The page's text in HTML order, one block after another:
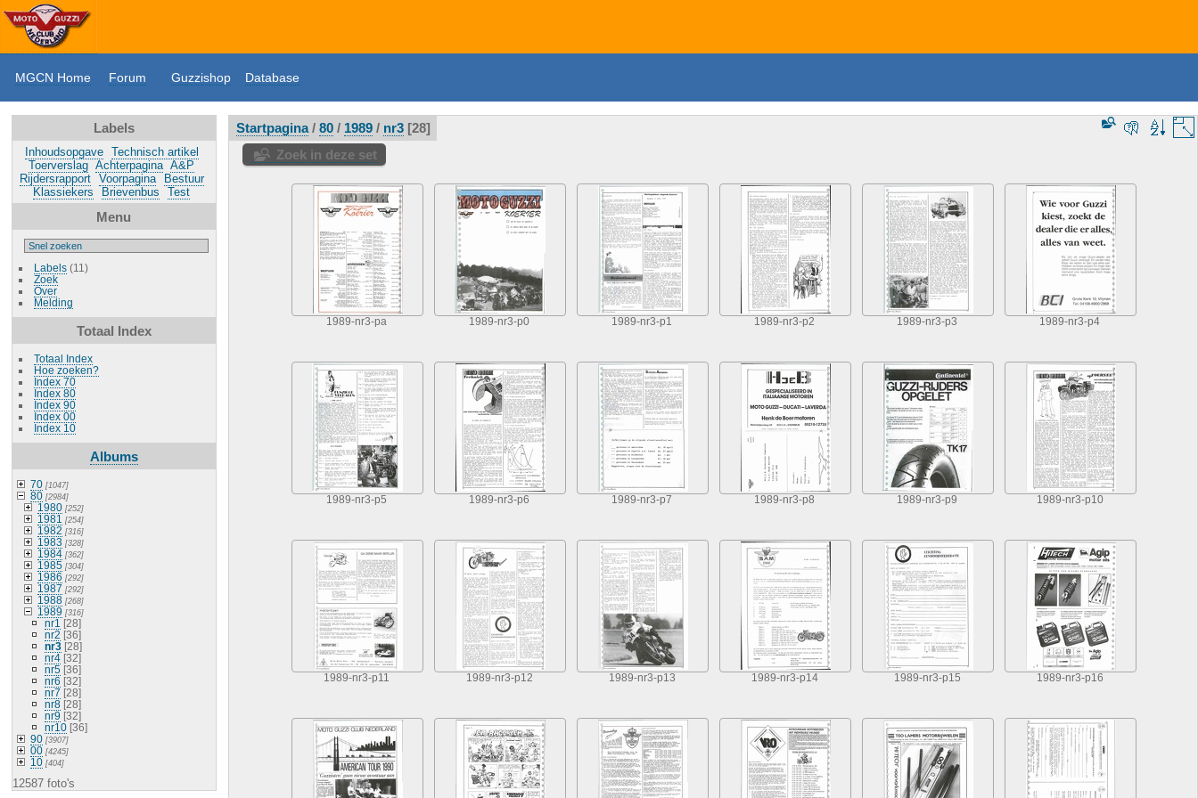
MGCN Home Forum Guzzishop Database
Labels
Inhoudsopgave
Technisch artikel
Toerverslag Achterpagina A&P
Rijdersrapport
Voorpagina
Bestuur
Klassiekers
Brievenbus Test
Menu
Labels(11)
Zoek
Over
Melding
Totaal Index
Totaal Index
Hoe zoeken?
Index 70
Index 80
Index 90
Index 00
Index 10
Albums
70[1047]
80[2984]
1980[252]
1981 [254]
1982 [316]
1983 [328]
1984[362]
1985[304]
1986 [292]
1987 [292]
1988[268]
1989 [316]
nr1 [28]
nr2 [36]
nr3[28]
nr4[32]
nr5[36]
nr6 [32]
nr7 [28]
nr8[28]
nr9 [32]
nr10[36]
90[3907]
00[4245]
10[404]
12587 foto's
Startpagina/ 80/ 1989/ nr3 28
Zoek in deze set
1989-nr3-pa 1989-nr3-p0 1989-nr3-p1 1989-nr3-p2 1989-nr3-p3 1989-nr3-p4
1989-nr3-p5 1989-nr3-p6 1989-nr3-p7 1989-nr3-p8 1989-nr3-p9 1989-nr3-p10
1989-nr3-p11 1989-nr3-p12 1989-nr3-p13 1989-nr3-p14 1989-nr3-p15 1989-nr3-p16